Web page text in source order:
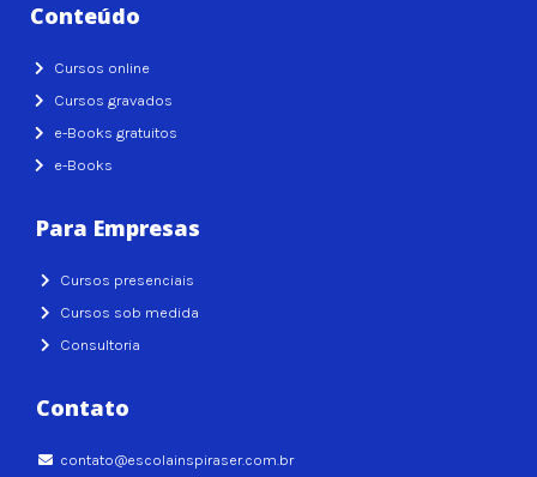
Conteúdo
Cursos online
Cursos gravados
e-Books gratuitos
e-Books
Para Empresas
Cursos presenciais
Cursos sob medida
Consultoria
Contato
contato@escolainspiraser.com.br